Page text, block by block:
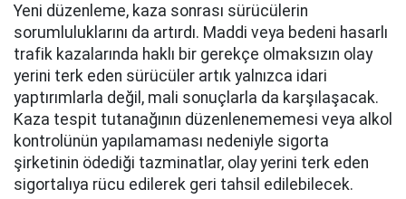
Yeni düzenleme, kaza sonrası sürücülerin
sorumluluklarını da artırdı. Maddi veya bedeni hasarlı
trafik kazalarında haklı bir gerekçe olmaksızın olay
yerini terk eden sürücüler artık yalnızca idari
yaptırımlarla değil, mali sonuçlarla da karşılaşacak.
Kaza tespit tutanağının düzenlenememesi veya alkol
kontrolünün yapılamaması nedeniyle sigorta
şirketinin ödediği tazminatlar, olay yerini terk eden
sigortalıya rücu edilerek geri tahsil edilebilecek.